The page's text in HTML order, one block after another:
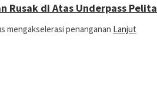
Rusak di Atas Underpass Pelita
mengakselerasi penanganan Lanjut